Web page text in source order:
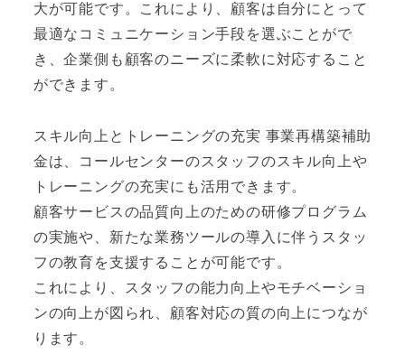
大が可能です。これにより、顧客は自分にとって
最適なコミュニケーション手段を選ぶことがで
き、企業側も顧客のニーズに柔軟に対応すること
ができます。
スキル向上とトレーニングの充実 事業再構築補助
金は、コールセンターのスタッフのスキル向上や
トレーニングの充実にも活用できます。
顧客サービスの品質向上のための研修プログラム
の実施や、新たな業務ツールの導入に伴うスタッ
フの教育を支援することが可能です。
これにより、スタッフの能力向上やモチベーショ
ンの向上が図られ、顧客対応の質の向上につなが
ります。